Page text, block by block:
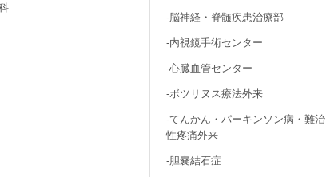
-脳神経・脊髄疾患治療部
-内視鏡手術センター
-心臓血管センター
-ボツリヌス療法外来
-てんかん・パーキンソン病・難治
性疼痛外来
-胆嚢結石症